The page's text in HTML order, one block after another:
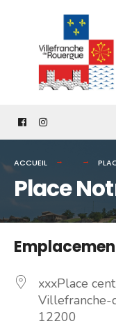
content
ACCUEIL
Place
xxxPlace
Villefranche-
12200